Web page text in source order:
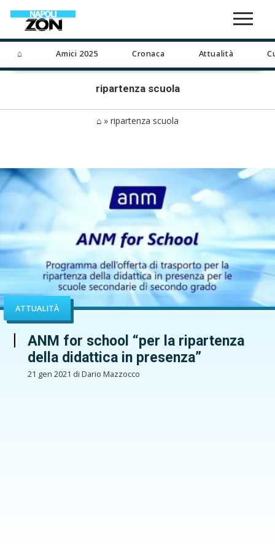
⌂ Amici 2025 Cronaca Attualità
ripartenza scuola
⌂ » ripartenza scuola
ATTUALITÀ
ANM for school “per la ripartenza
della didattica in presenza”
21 gen 2021 di Dario Mazzocco